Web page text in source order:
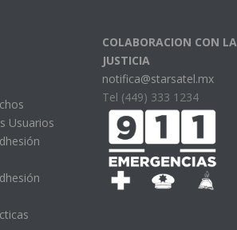
Usuarios
COLABORACION CON LA
JUSTICIA
notifica@starsatel.mx
Tel (449) 333 1234